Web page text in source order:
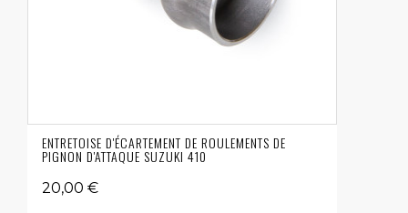
ENTRETOISE D'ÉCARTEMENT DE ROULEMENTS DE
PIGNON D'ATTAQUE SUZUKI 410
20,00 €